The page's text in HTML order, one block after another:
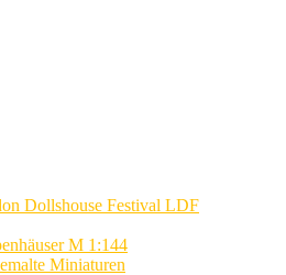
Dollshouse Festival LDF
M 1:144
Miniaturen